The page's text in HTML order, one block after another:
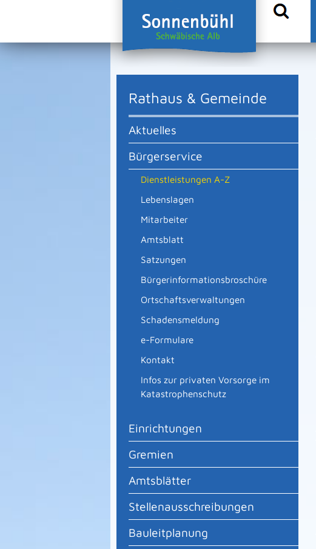
Rathaus & Gemeinde
Aktuelles
Bürgerservice
Dienstleistungen A-Z
Lebenslagen
Mitarbeiter
Amtsblatt
Satzungen
Bürgerinformationsbroschüre
Ortschaftsverwaltungen
Schadensmeldung
e-Formulare
Kontakt
Infos zur privaten Vorsorge im
Katastrophenschutz
Einrichtungen
Gremien
Amtsblätter
Stellenausschreibungen
Bauleitplanung